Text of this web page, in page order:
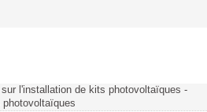
l'installation de kits photovoltaïques -
photovoltaïques